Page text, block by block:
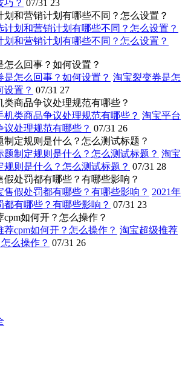
巧？ 07/31 23
划和营销计划有哪些不同？怎么设置？
划和营销计划有哪些不同？怎么设置？
怎么回事？如何设置？
淘宝裂变券是怎
设置？ 07/31 27
类商品争议处理规范有哪些？
淘宝平台
议处理规范有哪些？ 07/31 26
制定规则是什么？怎么测试标题？
淘宝
规则是什么？怎么测试标题？ 07/31 28
假处罚都有哪些？有哪些影响？
2021年
都有哪些？有哪些影响？ 07/31 23
如何开？怎么操作？
淘宝超级推荐
么操作？ 07/31 26